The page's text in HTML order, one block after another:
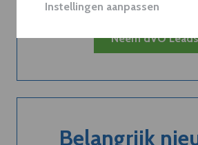
Instellingen aanpassen
Neem dVO Leads
Belangrijk